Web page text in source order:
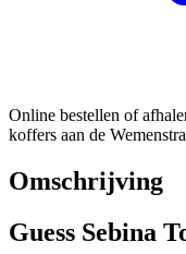
Online bestellen of
koffers aan de
Omschrijving
Guess Sebina